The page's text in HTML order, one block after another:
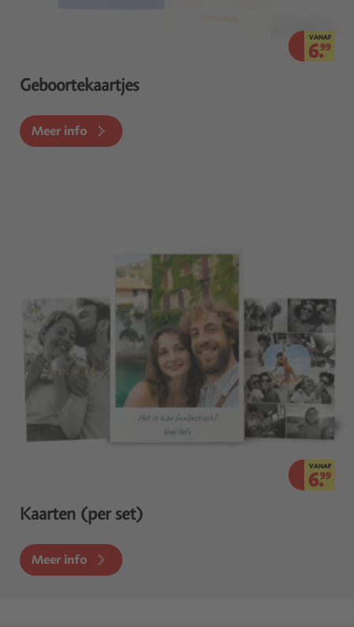
VANAF
6.99
Geboortekaartjes
Meer info
VANAF
6.99
Kaarten (per set)
Meer info